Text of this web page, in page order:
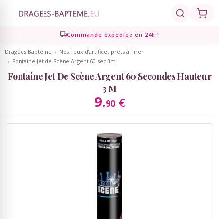
Compositions de dragées
Présentoirs à dragées
Chevalets
Bougies de décoration
Décoration de gâteaux
Contenants personnalisés
Serviettes personnalisées
bonbons
Commande expédiée en 24h !
Dragées Baptême
Nos Feux d'artifices prêts à Tirer
Fontaine Jet de Scène Argent 60 sec 3m
Fontaine Jet De Scène Argent 60 Secondes Hauteur
3 M
9.90 €